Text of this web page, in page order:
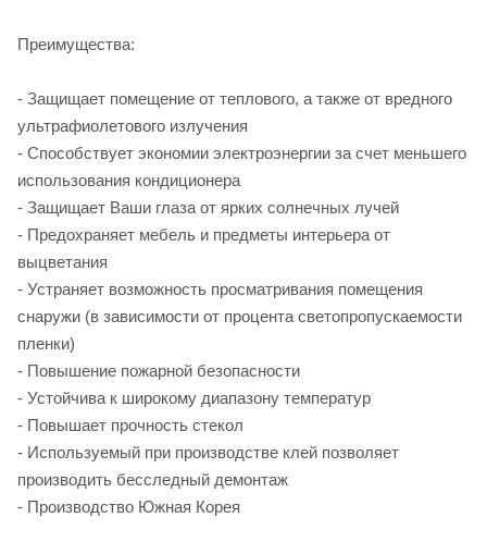
Преимущества:
- Защищает помещение от теплового, а также от вредного
ультрафиолетового излучения
- Способствует экономии электроэнергии за счет меньшего
использования кондиционера
- Защищает Ваши глаза от ярких солнечных лучей
- Предохраняет мебель и предметы интерьера от
выцветания
- Устраняет возможность просматривания помещения
снаружи (в зависимости от процента светопропускаемости
пленки)
- Повышение пожарной безопасности
- Устойчива к широкому диапазону температур
- Повышает прочность стекол
- Используемый при производстве клей позволяет
производить бесследный демонтаж
- Производство Южная Корея